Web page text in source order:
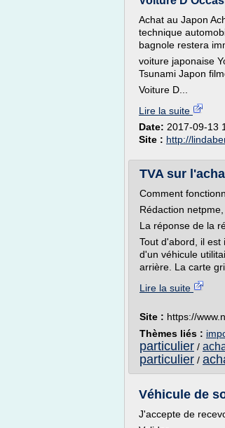
Achat au Japon
technique
bagnole restera
voiture japonaise
Tsunami Japon
Voiture D...
Lire la suite
Date: 2017-09-13
Site : http://
TVA sur
Comment
Rédaction
La réponse de la
Tout d'abord, il est
d'un véhicule
arrière. La carte
Lire la suite
Site : https://
Thèmes liés :
particulier /
particulier /
Véhicule de
J'accepte de